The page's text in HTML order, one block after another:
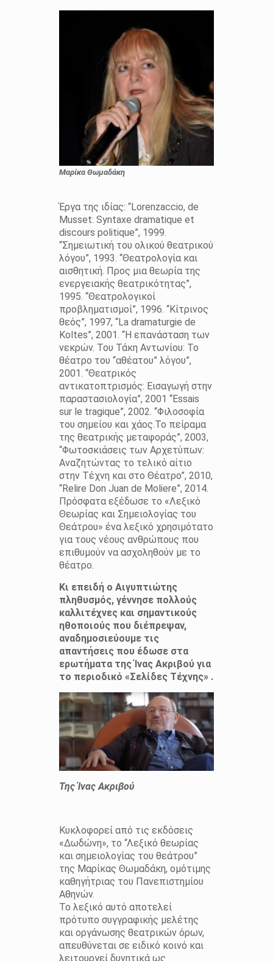
Μαρίκα Θωμαδάκη
Έργα της ιδίας: “Lorenzaccio, de
Musset: Syntaxe dramatique et
discours politique”, 1999.
“Σημειωτική του ολικού θεατρικού
λόγου”, 1993. “Θεατρολογία και
αισθητική. Προς μια θεωρία της
ενεργειακής θεατρικότητας”,
1995. “Θεατρολογικοί
προβληματισμοί”, 1996. “Κίτρινος
θεός”, 1997, “La dramaturgie de
Koltes”, 2001. “Η επανάσταση των
νεκρών. Του Τάκη Αντωνίου: Το
θέατρο του “αθέατου” λόγου”,
2001. “Θεατρικός
αντικατοπτρισμός: Εισαγωγή στην
παραστασιολογία”, 2001 “Essais
sur le tragique”, 2002. “Φιλοσοφία
του σημείου και χάος.Το πείραμα
της θεατρικής μεταφοράς”, 2003,
“Φωτοσκιάσεις των Αρχετύπων:
Αναζητώντας το τελικό αίτιο
στην Τέχνη και στο Θέατρο”, 2010,
“Relire Don Juan de Moliere”, 2014.
Πρόσφατα εξέδωσε το «Λεξικό
Θεωρίας και Σημειολογίας του
Θεάτρου» ένα λεξικό χρησιμότατο
για τους νέους ανθρώπους που
επιθυμούν να ασχοληθούν με το
θέατρο.
Κι επειδή ο Αιγυπτιώτης
πληθυσμός, γέννησε πολλούς
καλλιτέχνες και σημαντικούς
ηθοποιούς που διέπρεψαν,
αναδημοσιεύουμε τις
απαντήσεις που έδωσε στα
ερωτήματα της Ίνας Ακριβού για
το περιοδικό «Σελίδες Τέχνης» .
Της Ίνας Ακριβού
Κυκλοφορεί από τις εκδόσεις
«Δωδώνη», το “Λεξικό θεωρίας
και σημειολογίας του θεάτρου”
της Μαρίκας Θωμαδάκη, ομότιμης
καθηγήτριας του Πανεπιστημίου
Αθηνών.
Το λεξικό αυτό αποτελεί
πρότυπο συγγραφικής μελέτης
και οργάνωσης θεατρικών όρων,
απευθύνεται σε ειδικό κοινό και
λειτουργεί δυνητικά ως